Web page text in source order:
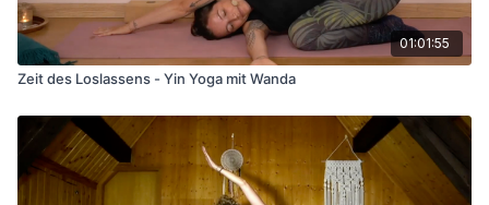
01:01:55
Zeit des Loslassens - Yin Yoga mit Wanda